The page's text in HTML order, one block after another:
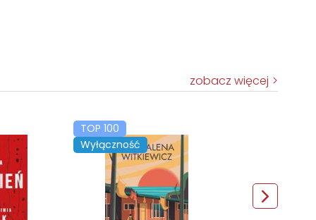
zobacz więcej
TOP 100
Wyłączność